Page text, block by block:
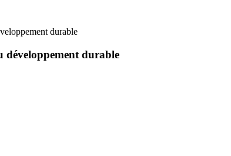
durable
développement durable